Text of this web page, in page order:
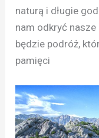
naturą i długie
nam odkryć
będzie podróż,
pamięci